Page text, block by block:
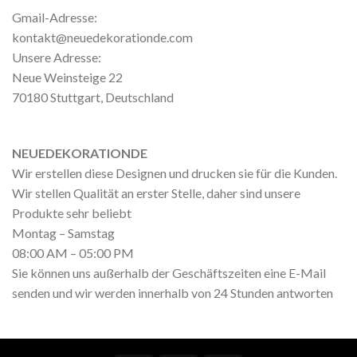
Gmail-Adresse:
kontakt@neuedekorationde.com
Unsere Adresse:
Neue Weinsteige 22
70180 Stuttgart, Deutschland
NEUEDEKORATIONDE
Wir erstellen diese Designen und drucken sie für die Kunden.
Wir stellen Qualität an erster Stelle, daher sind unsere
Produkte sehr beliebt
Montag – Samstag
08:00 AM – 05:00 PM
Sie können uns außerhalb der Geschäftszeiten eine E-Mail
senden und wir werden innerhalb von 24 Stunden antworten